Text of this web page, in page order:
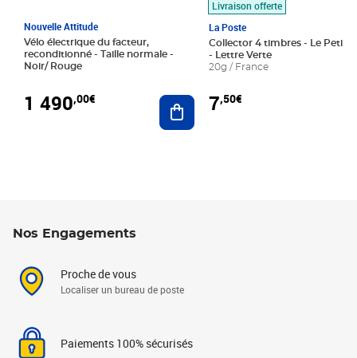
Nouvelle Attitude
Vélo électrique du facteur,
reconditionné - Taille normale -
Noir/ Rouge
1 490,00€ Ajouter au panier
Livraison offerte
La Poste
Collector 4 timbres - Le Petit
- Lettre Verte
20g / France
7,50€
Nos Engagements
Proche de vous
Localiser un bureau de poste
Paiements 100% sécurisés